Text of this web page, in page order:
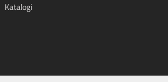
Katalogi